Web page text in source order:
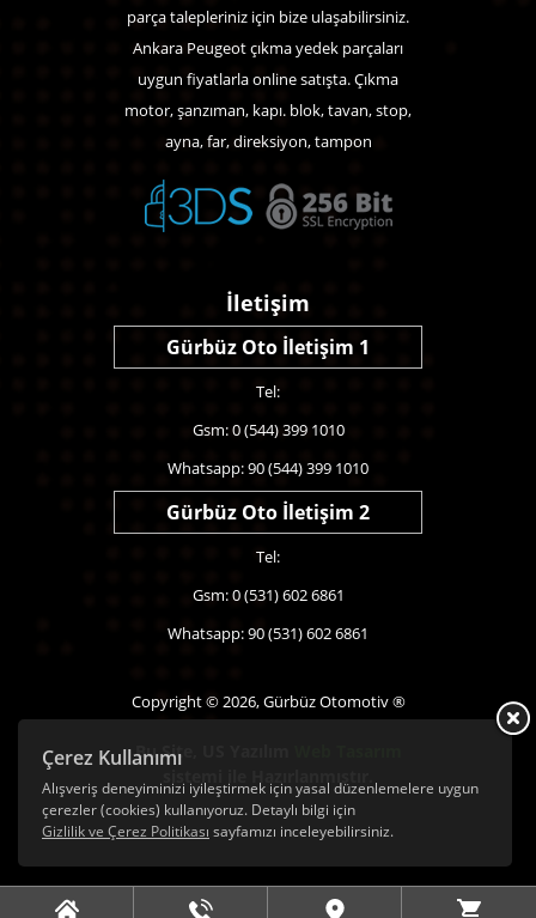
Çerez Kullanımı
Alışveriş deneyiminizi iyileştirmek için yasal düzenlemelere uygun
çerezler (cookies) kullanıyoruz. Detaylı bilgi için
Gizlilik ve Çerez Politikası sayfamızı inceleyebilirsiniz.
parça talepleriniz için bize ulaşabilirsiniz.
Ankara Peugeot çıkma yedek parçaları
uygun fiyatlarla online satışta. Çıkma
motor, şanzıman, kapı. blok, tavan, stop,
ayna, far, direksiyon, tampon
İletişim
Gürbüz Oto İletişim 1
Tel:
Gsm: 0 (544) 399 1010
Whatsapp: 90 (544) 399 1010
Gürbüz Oto İletişim 2
Tel:
Gsm: 0 (531) 602 6861
Whatsapp: 90 (531) 602 6861
Copyright © 2026, Gürbüz Otomotiv ®
Bu Site,